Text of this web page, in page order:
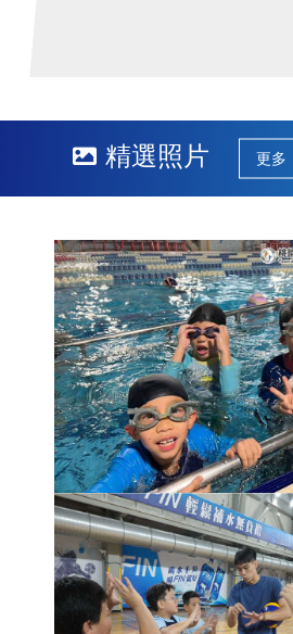
精選照片 更多